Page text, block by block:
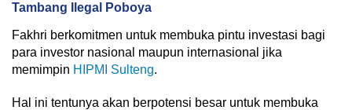
Tambang Ilegal Poboya
Fakhri berkomitmen untuk membuka pintu investasi bagi
para investor nasional maupun internasional jika
memimpin HIPMI Sulteng.
Hal ini tentunya akan berpotensi besar untuk membuka